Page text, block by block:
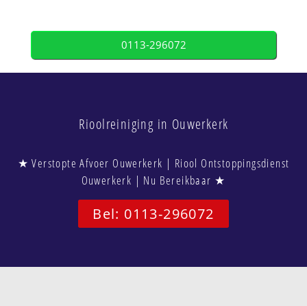
0113-296072
Rioolreiniging in Ouwerkerk
★ Verstopte Afvoer Ouwerkerk | Riool Ontstoppingsdienst
Ouwerkerk | Nu Bereikbaar ★
Bel: 0113-296072